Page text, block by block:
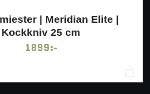
| Meridian Elite |
Kockkniv 25 cm
1899:-